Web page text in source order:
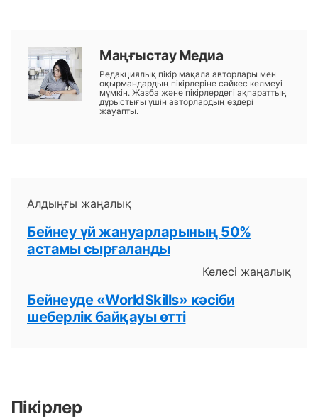
Маңғыстау Медиа
Редакциялық пікір мақала авторлары мен
оқырмандардың пікірлеріне сәйкес келмеуі
мүмкін. Жазба және пікірлердегі ақпараттың
дұрыстығы үшін авторлардың өздері
жауапты.
Алдыңғы жаңалық
Бейнеу үй жануарларының 50%
астамы сырғаланды
Келесі жаңалық
Бейнеуде «WorldSkills» кәсіби
шеберлік байқауы өтті
Пікірлер